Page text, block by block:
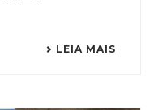
LEIA MAIS